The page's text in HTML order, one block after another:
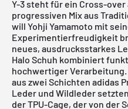
Y-3 steht für ein Cross-
progressiven Mix aus
will Yohji Yamamoto mit
Experimentierfreudigkeit
neues, ausdrucksstarkes
Halo Schuh kombiniert
hochwertiger Verarbeitung.
aus zwei Schichten adidas
Leder und Wildleder
der TPU-Cage, der von der